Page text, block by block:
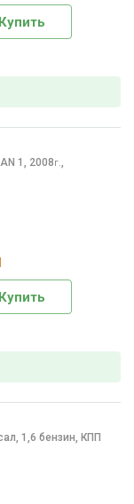
Купить
1, 2008г.,
Купить
1,6 бензин, КПП